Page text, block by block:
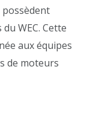
possèdent
WEC. Cette
aux équipes
de moteurs